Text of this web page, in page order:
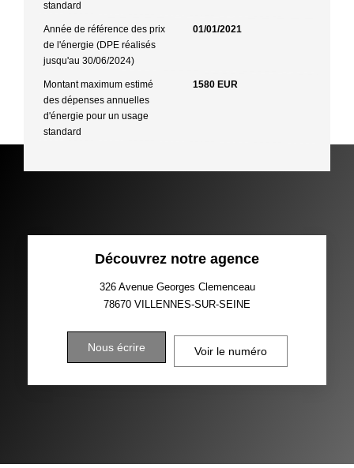
standard
Année de référence des prix
de l'énergie (DPE réalisés
jusqu'au 30/06/2024)
01/01/2021
Montant maximum estimé
des dépenses annuelles
d'énergie pour un usage
standard
1580 EUR
Découvrez notre agence
326 Avenue Georges Clemenceau
78670 VILLENNES-SUR-SEINE
Nous écrire Voir le numéro